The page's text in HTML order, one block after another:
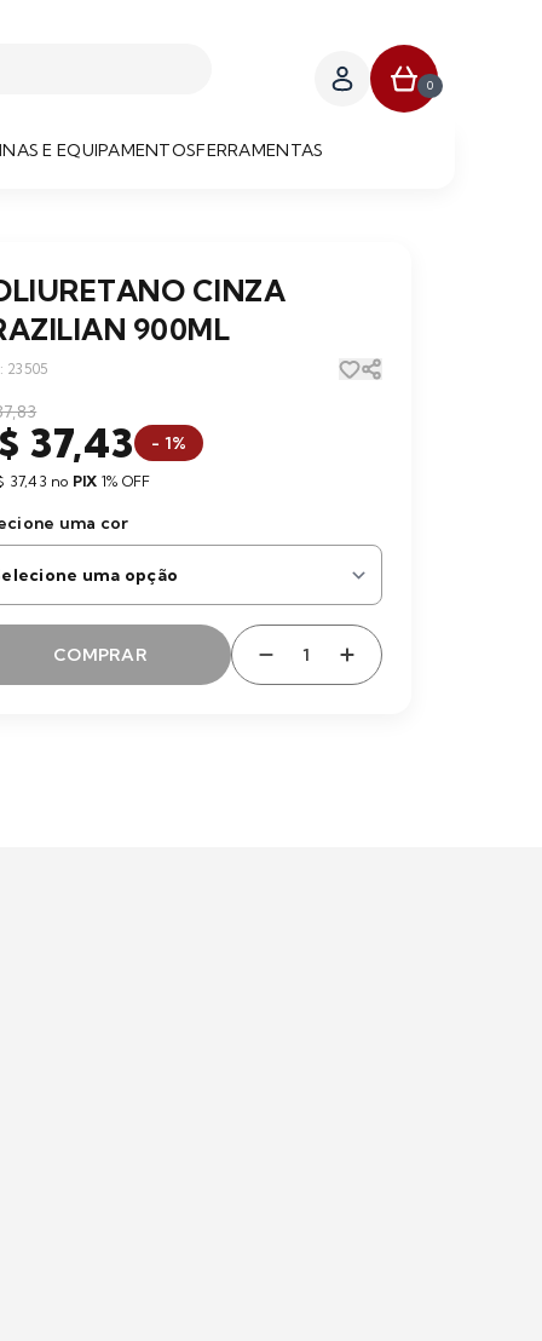
0
E EQUIPAMENTOSFERRAMENTAS
CINZA
900ML
23505
37,43 - 1%
37,43 no PIX 1% OFF
uma cor
COMPRAR